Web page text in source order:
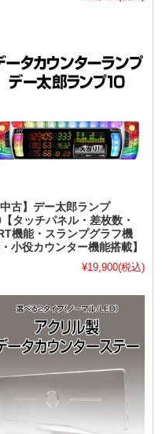
中古】デー太郎ランプ
タッチパネル・差枚数・
機能・スランプグラフ機
小役カウンター機能搭載】
¥19,900(税込)